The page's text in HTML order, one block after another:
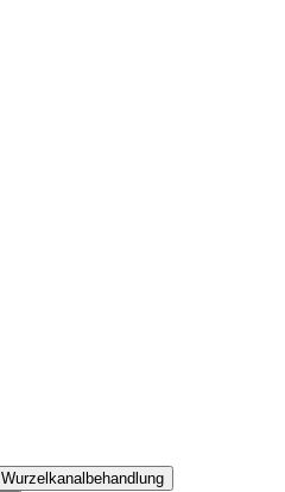
Wurzelkanalbehandlung